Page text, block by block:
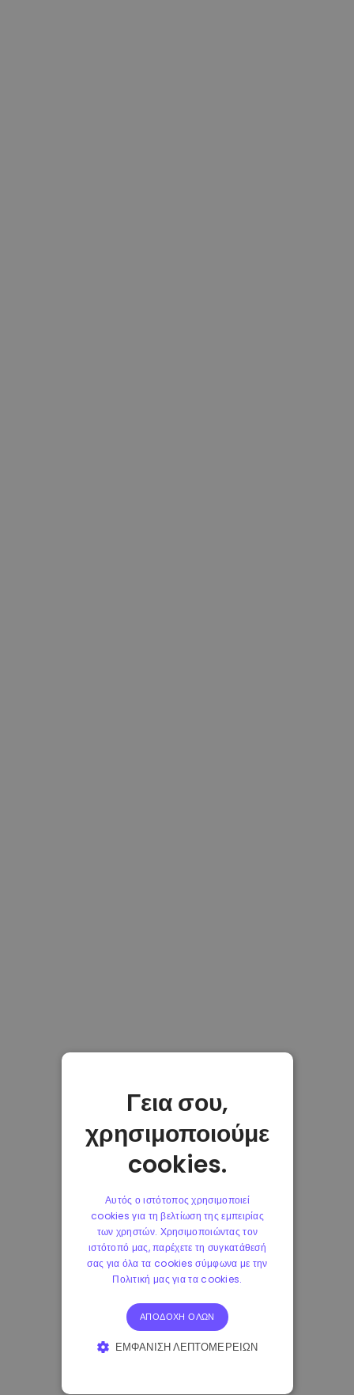
Γεια σου,
χρησιμοποιούμε
cookies.
Αυτός ο ιστότοπος χρησιμοποιεί
cookies για τη βελτίωση της εμπειρίας
των χρηστών. Χρησιμοποιώντας τον
ιστότοπό μας, παρέχετε τη συγκατάθεσή
σας για όλα τα cookies σύμφωνα με την
Πολιτική μας για τα cookies.
ΑΠΟΔΟΧΉ ΌΛΩΝ
ΕΜΦΆΝΙΣΗ ΛΕΠΤΟΜΕΡΕΙΏΝ